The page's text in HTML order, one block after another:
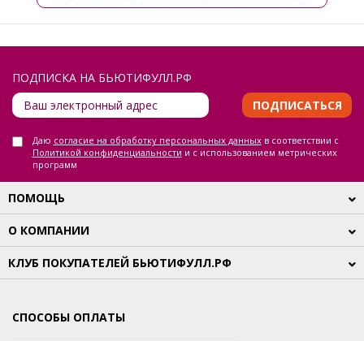
ПОДПИСКА НА БЬЮТИФУЛЛ.РФ
ПОДПИСАТЬСЯ
Даю согласие на обработку персональных данныхв соответствии с
Политикой конфиденциальности и с использованием метрических
программ
ПОМОЩЬ
О КОМПАНИИ
КЛУБ ПОКУПАТЕЛЕЙ БЬЮТИФУЛЛ.РФ
СПОСОБЫ ОПЛАТЫ